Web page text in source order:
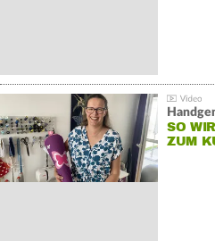
SO
ZUM